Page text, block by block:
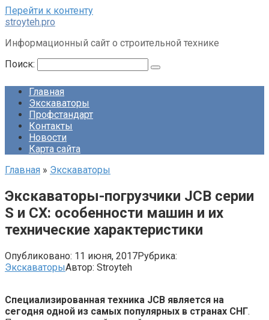
Перейти к контенту
stroyteh.pro
Информационный сайт о строительной технике
Поиск:
Главная
Экскаваторы
Профстандарт
Контакты
Новости
Карта сайта
Главная » Экскаваторы
Экскаваторы-погрузчики JCB серии
S и CX: особенности машин и их
технические характеристики
Опубликовано: 11 июня, 2017Рубрика:
ЭкскаваторыАвтор: Stroyteh
Специализированная техника JCB является на
сегодня одной из самых популярных в странах СНГ.